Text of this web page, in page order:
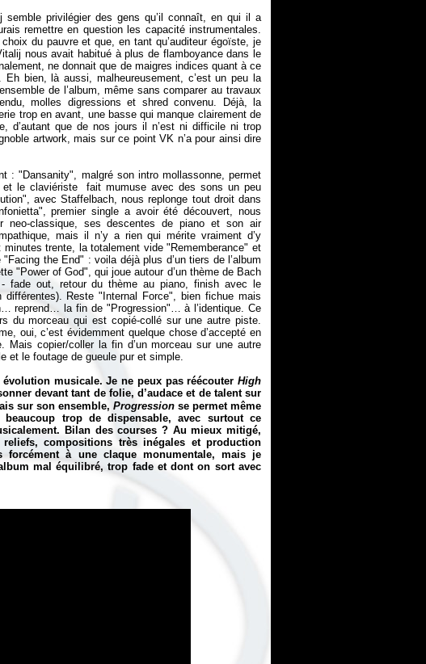
privilégier des gens qu’il connaît, en qui il a
remettre en question les capacité instrumentales.
du pauvre et que, en tant qu’auditeur égoïste, je
nous avait habitué à plus de flamboyance dans le
ne donnait que de maigres indices quant à ce
. Eh bien, là aussi, malheureusement, c’est un peu la
de l’album, même sans comparer au travaux
molles digressions et shred convenu. Déjà, la
trop en avant, une basse qui manque clairement de
d’autant que de nos jours il n’est ni difficile ni trop
artwork, mais sur ce point VK n’a pour ainsi dire
: "Dansanity", malgré son intro mollassonne, permet
et le claviériste fait mumuse avec des sons un peu
avec Staffelbach, nous replonge tout droit dans
premier single a avoir été découvert, nous
classique, ses descentes de piano et son air
mais il n’y a rien qui mérite vraiment d’y
trente, la totalement vide "Rememberance" et
the End" : voila déjà plus d’un tiers de l’album
"Power of God", qui joue autour d’un thème de Bach
fade out, retour du thème au piano, finish avec le
Reste "Internal Force", bien fichue mais
reprend… la fin de "Progression"… à l’identique. Ce
du morceau qui est copié-collé sur une autre piste.
oui, c’est évidemment quelque chose d’accepté en
copier/coller la fin d’un morceau sur une autre
et le foutage de gueule pur et simple.
musicale. Je ne peux pas réécouter High
devant tant de folie, d’audace et de talent sur
sur son ensemble, Progression se permet même
trop de dispensable, avec surtout ce
Bilan des courses ? Au mieux mitigé,
compositions très inégales et production
forcément à une claque monumentale, mais je
mal équilibré, trop fade et dont on sort avec